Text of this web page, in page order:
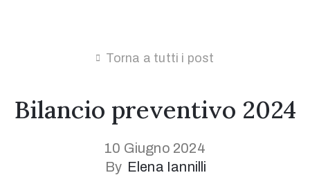
Torna a tutti i post
Bilancio preventivo 2024
10 Giugno 2024
By Elena Iannilli